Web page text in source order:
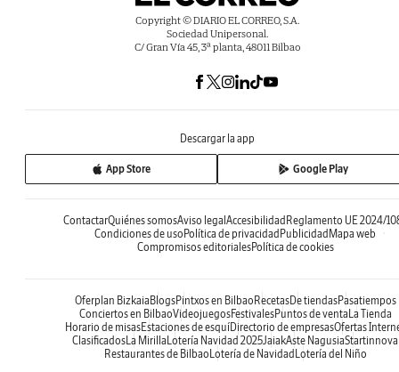
Copyright © DIARIO EL CORREO, S.A.
Sociedad Unipersonal.
C/ Gran Vía 45, 3ª planta, 48011 Bilbao
Descargar la app
App Store Google Play
ContactarQuiénes somosAviso legalAccesibilidadReglamento UE 2024/
Condiciones de usoPolítica de privacidadPublicidadMapa web
Compromisos editorialesPolítica de cookies
Oferplan BizkaiaBlogsPintxos en BilbaoRecetasDe tiendasPasatiempos
Conciertos en BilbaoVideojuegosFestivalesPuntos de ventaLa Tienda
Horario de misasEstaciones de esquíDirectorio de empresasOfertas
ClasificadosLa MirillaLotería Navidad 2025JaiakAste NagusiaStartinnova
Restaurantes de BilbaoLotería de NavidadLotería del Niño